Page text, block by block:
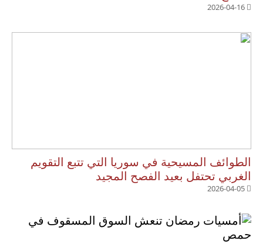
2026-04-16
الطوائف المسيحية في سوريا التي تتبع التقويم
الغربي تحتفل بعيد الفصح المجيد
2026-04-05